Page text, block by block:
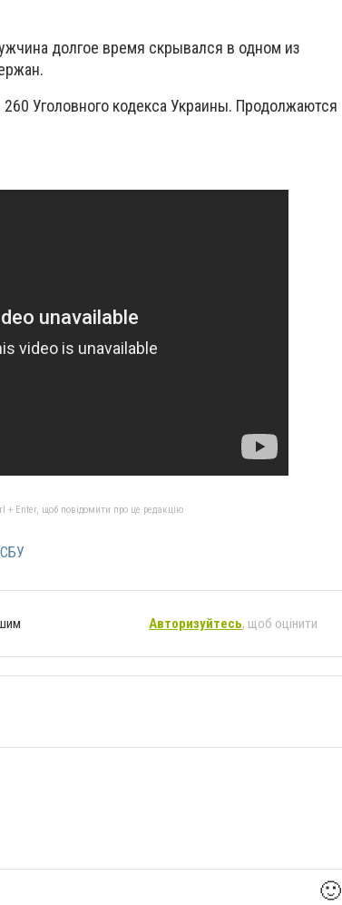
долгое время скрывался в одном из
Уголовного кодекса Украины. Продолжаются
+ Enter, щоб повідомити про це редакцію
Авторизуйтесь, щоб оцінити
🙂